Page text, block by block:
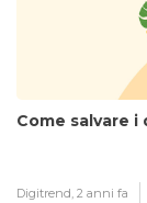
Come salvare i
Digitrend, 2 anni fa